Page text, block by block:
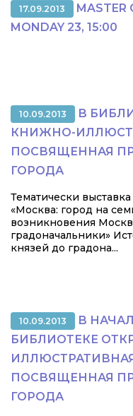
17.09.2013
MASTER
MONDAY 23, 15:00
10.09.2013
В
КНИЖНО-
ПОСВЯЩЕННАЯ
ГОРОДА
Тематически
«Москва: город на
возникновения
градоначальники»
князей до градона...
10.09.2013
В
БИБЛИОТЕКЕ
ПОСВЯЩЕННАЯ
ГОРОДА